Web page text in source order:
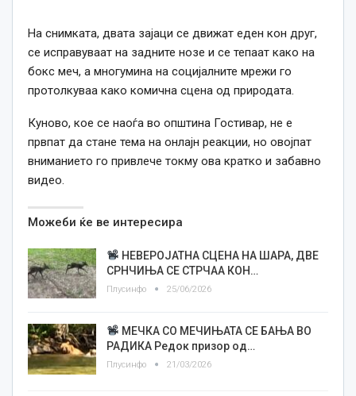
На снимката, двата зајаци се движат еден кон друг,
се исправуваат на задните нозе и се тепаат како на
бокс меч, а многумина на социјалните мрежи го
протолкуваа како комична сцена од природата.
Куново, кое се наоѓа во општина Гостивар, не е
првпат да стане тема на онлајн реакции, но овојпат
вниманието го привлече токму ова кратко и забавно
видео.
Можеби ќе ве интересира
НЕВЕРОЈАТНА СЦЕНА НА ШАРА, ДВЕ
СРНЧИЊА СЕ СТРЧАА КОН…
Плусинфо 25/06/2026
МЕЧКА СО МЕЧИЊАТА СЕ БАЊА ВО
РАДИКА Редок призор од…
Плусинфо 21/03/2026